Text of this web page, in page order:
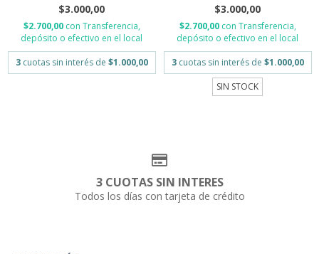
$3.000,00
$2.700,00 con Transferencia,
depósito o efectivo en el local
3 cuotas sin interés de $1.000,00
$3.000,00
$2.700,00 con Transferencia,
depósito o efectivo en el local
3 cuotas sin interés de $1.000,00
SIN STOCK
3 CUOTAS SIN INTERES
Todos los días con tarjeta de crédito